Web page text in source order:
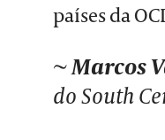
países da
~Marcos
do South